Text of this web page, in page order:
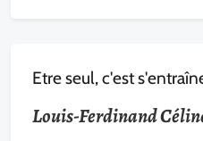
Etre seul, c'est
Louis-Ferdinand